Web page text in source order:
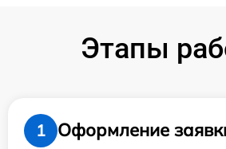
Этапы
1
Оформление